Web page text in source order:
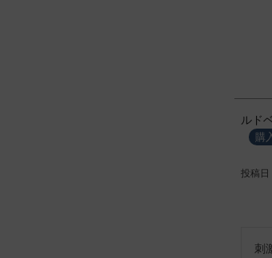
ルド
購
投稿日
刺